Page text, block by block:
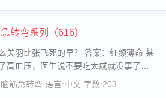
转弯系列（616）
关羽比张飞死的早？ 答案：红颜薄命 某
高血压，医生说不要吃太咸就没事了，
一听却决定要搬家，为什么？ 答案：因
筋急转弯 语言:中文 字数:203